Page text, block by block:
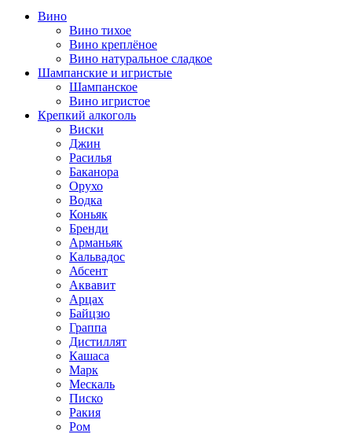
Вино
Вино тихое
Вино креплёное
Вино натуральное сладкое
Шампанские и игристые
Шампанское
Вино игристое
Крепкий алкоголь
Виски
Джин
Расилья
Баканора
Орухо
Водка
Коньяк
Бренди
Арманьяк
Кальвадос
Абсент
Аквавит
Арцах
Байцзю
Граппа
Дистиллят
Кашаса
Марк
Мескаль
Писко
Ракия
Ром